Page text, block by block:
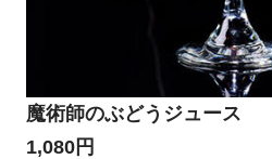
魔術師のぶどうジュース
1,080円